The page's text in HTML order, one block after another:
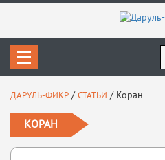
ДАРУЛЬ-ФИКР /СТАТЬИ / Коран
КОРАН